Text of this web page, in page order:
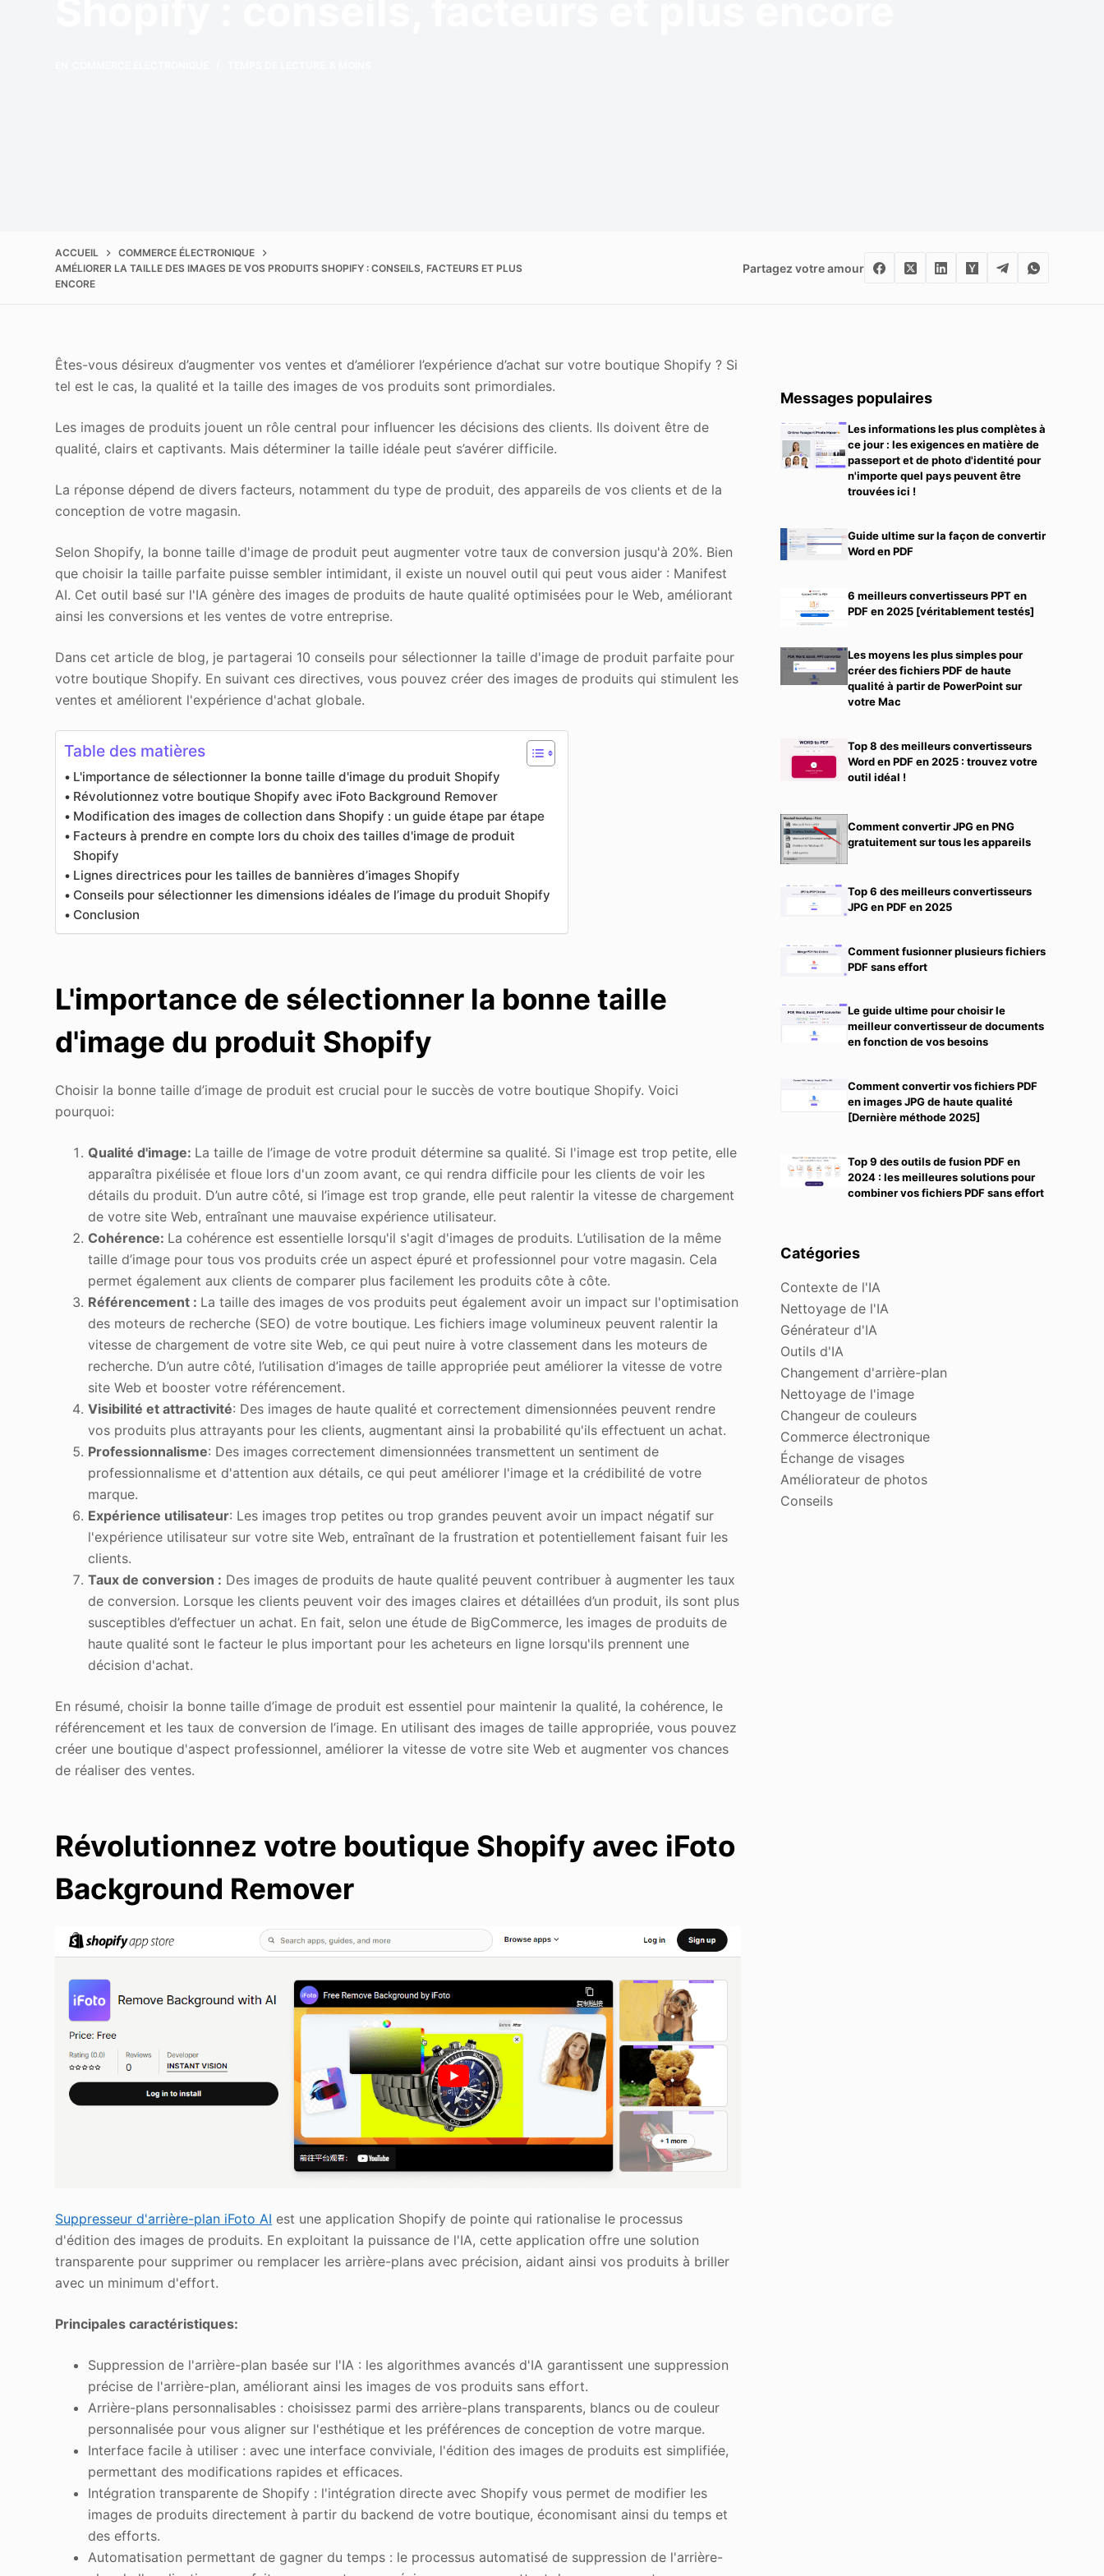
ACCUEIL
COMMERCE ÉLECTRONIQUE
AMÉLIORER LA TAILLE DES IMAGES DE VOS PRODUITS SHOPIFY : CONSEILS, FACTEURS ET PLUS
ENCORE
Partagez votre amour
Êtes-vous désireux d’augmenter vos ventes et d’améliorer l’expérience d’achat sur votre boutique Shopify ? Si
tel est le cas, la qualité et la taille des images de vos produits sont primordiales.
Les images de produits jouent un rôle central pour influencer les décisions des clients. Ils doivent être de
qualité, clairs et captivants. Mais déterminer la taille idéale peut s’avérer difficile.
La réponse dépend de divers facteurs, notamment du type de produit, des appareils de vos clients et de la
conception de votre magasin.
Selon Shopify, la bonne taille d'image de produit peut augmenter votre taux de conversion jusqu'à 20%. Bien
que choisir la taille parfaite puisse sembler intimidant, il existe un nouvel outil qui peut vous aider : Manifest
AI. Cet outil basé sur l'IA génère des images de produits de haute qualité optimisées pour le Web, améliorant
ainsi les conversions et les ventes de votre entreprise.
Dans cet article de blog, je partagerai 10 conseils pour sélectionner la taille d'image de produit parfaite pour
votre boutique Shopify. En suivant ces directives, vous pouvez créer des images de produits qui stimulent les
ventes et améliorent l'expérience d'achat globale.
Table des matières
L'importance de sélectionner la bonne taille d'image du produit Shopify
Révolutionnez votre boutique Shopify avec iFoto Background Remover
Modification des images de collection dans Shopify : un guide étape par étape
Facteurs à prendre en compte lors du choix des tailles d'image de produit
Shopify
Lignes directrices pour les tailles de bannières d’images Shopify
Conseils pour sélectionner les dimensions idéales de l’image du produit Shopify
Conclusion
L'importance de sélectionner la bonne taille
d'image du produit Shopify
Choisir la bonne taille d’image de produit est crucial pour le succès de votre boutique Shopify. Voici
pourquoi:
Qualité d'image: La taille de l’image de votre produit détermine sa qualité. Si l'image est trop petite, elle
apparaîtra pixélisée et floue lors d'un zoom avant, ce qui rendra difficile pour les clients de voir les
détails du produit. D’un autre côté, si l’image est trop grande, elle peut ralentir la vitesse de chargement
de votre site Web, entraînant une mauvaise expérience utilisateur.
Cohérence: La cohérence est essentielle lorsqu'il s'agit d'images de produits. L’utilisation de la même
taille d’image pour tous vos produits crée un aspect épuré et professionnel pour votre magasin. Cela
permet également aux clients de comparer plus facilement les produits côte à côte.
Référencement : La taille des images de vos produits peut également avoir un impact sur l'optimisation
des moteurs de recherche (SEO) de votre boutique. Les fichiers image volumineux peuvent ralentir la
vitesse de chargement de votre site Web, ce qui peut nuire à votre classement dans les moteurs de
recherche. D’un autre côté, l’utilisation d’images de taille appropriée peut améliorer la vitesse de votre
site Web et booster votre référencement.
Visibilité et attractivité: Des images de haute qualité et correctement dimensionnées peuvent rendre
vos produits plus attrayants pour les clients, augmentant ainsi la probabilité qu'ils effectuent un achat.
Professionnalisme: Des images correctement dimensionnées transmettent un sentiment de
professionnalisme et d'attention aux détails, ce qui peut améliorer l'image et la crédibilité de votre
marque.
Expérience utilisateur: Les images trop petites ou trop grandes peuvent avoir un impact négatif sur
l'expérience utilisateur sur votre site Web, entraînant de la frustration et potentiellement faisant fuir les
clients.
Taux de conversion : Des images de produits de haute qualité peuvent contribuer à augmenter les taux
de conversion. Lorsque les clients peuvent voir des images claires et détaillées d’un produit, ils sont plus
susceptibles d’effectuer un achat. En fait, selon une étude de BigCommerce, les images de produits de
haute qualité sont le facteur le plus important pour les acheteurs en ligne lorsqu'ils prennent une
décision d'achat.
En résumé, choisir la bonne taille d’image de produit est essentiel pour maintenir la qualité, la cohérence, le
référencement et les taux de conversion de l’image. En utilisant des images de taille appropriée, vous pouvez
créer une boutique d'aspect professionnel, améliorer la vitesse de votre site Web et augmenter vos chances
de réaliser des ventes.
Révolutionnez votre boutique Shopify avec iFoto
Background Remover
Suppresseur d'arrière-plan iFoto AI est une application Shopify de pointe qui rationalise le processus
d'édition des images de produits. En exploitant la puissance de l'IA, cette application offre une solution
transparente pour supprimer ou remplacer les arrière-plans avec précision, aidant ainsi vos produits à briller
avec un minimum d'effort.
Principales caractéristiques:
Suppression de l'arrière-plan basée sur l'IA : les algorithmes avancés d'IA garantissent une suppression
précise de l'arrière-plan, améliorant ainsi les images de vos produits sans effort.
Arrière-plans personnalisables : choisissez parmi des arrière-plans transparents, blancs ou de couleur
personnalisée pour vous aligner sur l'esthétique et les préférences de conception de votre marque.
Interface facile à utiliser : avec une interface conviviale, l'édition des images de produits est simplifiée,
permettant des modifications rapides et efficaces.
Intégration transparente de Shopify : l'intégration directe avec Shopify vous permet de modifier les
images de produits directement à partir du backend de votre boutique, économisant ainsi du temps et
des efforts.
Automatisation permettant de gagner du temps : le processus automatisé de suppression de l'arrière-
Messages populaires
Les informations les plus complètes à
ce jour : les exigences en matière de
passeport et de photo d'identité pour
n'importe quel pays peuvent être
trouvées ici !
Guide ultime sur la façon de convertir
Word en PDF
6 meilleurs convertisseurs PPT en
PDF en 2025 [véritablement testés]
Les moyens les plus simples pour
créer des fichiers PDF de haute
qualité à partir de PowerPoint sur
votre Mac
Top 8 des meilleurs convertisseurs
Word en PDF en 2025 : trouvez votre
outil idéal !
Comment convertir JPG en PNG
gratuitement sur tous les appareils
Top 6 des meilleurs convertisseurs
JPG en PDF en 2025
Comment fusionner plusieurs fichiers
PDF sans effort
Le guide ultime pour choisir le
meilleur convertisseur de documents
en fonction de vos besoins
Comment convertir vos fichiers PDF
en images JPG de haute qualité
[Dernière méthode 2025]
Top 9 des outils de fusion PDF en
2024 : les meilleures solutions pour
combiner vos fichiers PDF sans effort
Catégories
Contexte de l'IA
Nettoyage de l'IA
Générateur d'IA
Outils d'IA
Changement d'arrière-plan
Nettoyage de l'image
Changeur de couleurs
Commerce électronique
Échange de visages
Améliorateur de photos
Conseils